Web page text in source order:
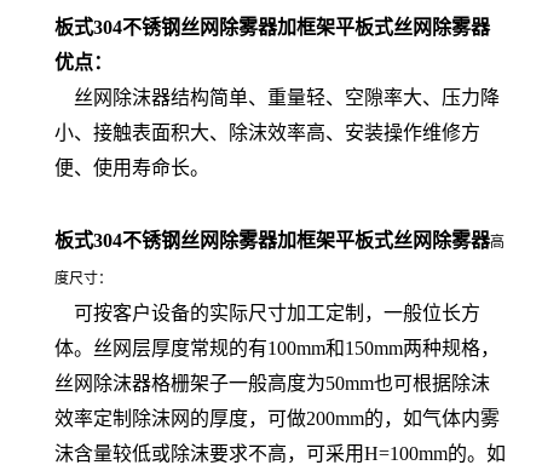
板式304不锈钢丝网除雾器加框架平板式丝网除雾器
优点：
丝网除沫器结构简单、重量轻、空隙率大、压力降
小、接触表面积大、除沫效率高、安装操作维修方
便、使用寿命长。
板式304不锈钢丝网除雾器加框架平板式丝网除雾器高
度尺寸：
可按客户设备的实际尺寸加工定制，一般位长方
体。丝网层厚度常规的有100mm和150mm两种规格，
丝网除沫器格栅架子一般高度为50mm也可根据除沫
效率定制除沫网的厚度，可做200mm的，如气体内雾
沫含量较低或除沫要求不高，可采用H=100mm的。如